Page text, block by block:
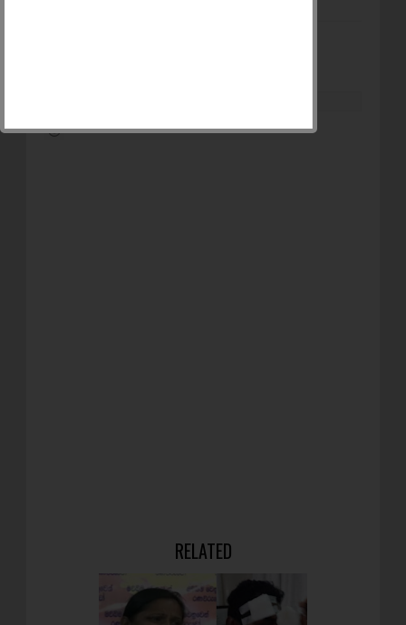
RELATED